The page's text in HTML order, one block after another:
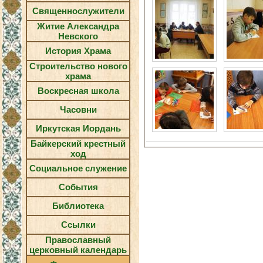
Священнослужители
Житие Александра
Невского
История Храма
Строительство нового
храма
Воскресная школа
Часовни
Иркутская Иордань
Байкерский крестный
ход
Социальное служение
События
Библиотека
Ссылки
Православный
церковный календарь